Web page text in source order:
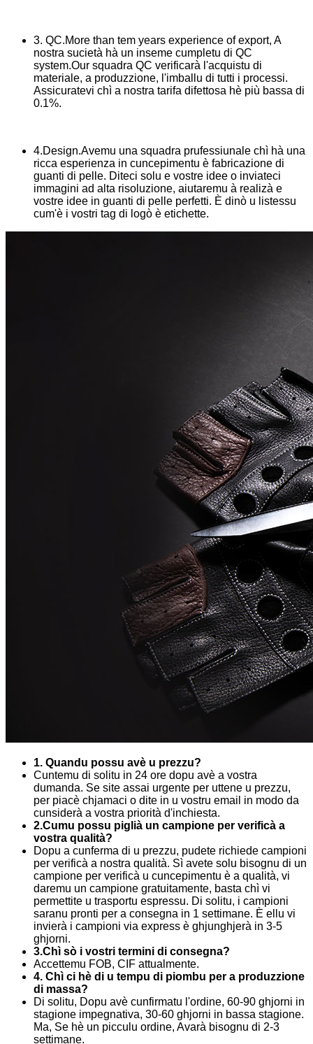
3. QC.More than tem years experience of export, A
nostra sucietà hà un inseme cumpletu di QC
system.Our squadra QC verificarà l'acquistu di
materiale, a produzzione, l'imballu di tutti i processi.
Assicuratevi chì a nostra tarifa difettosa hè più bassa di
0.1%.
4.Design.Avemu una squadra prufessiunale chì hà una
ricca esperienza in cuncepimentu è fabricazione di
guanti di pelle. Diteci solu e vostre idee o inviateci
immagini ad alta risoluzione, aiutaremu à realizà e
vostre idee in guanti di pelle perfetti. È dinò u listessu
cum'è i vostri tag di logò è etichette.
1. Quandu possu avè u prezzu?
Cuntemu di solitu in 24 ore dopu avè a vostra
dumanda. Se site assai urgente per uttene u prezzu,
per piacè chjamaci o dite in u vostru email in modo da
cunsiderà a vostra priorità d'inchiesta.
2.Cumu possu piglià un campione per verificà a
vostra qualità?
Dopu a cunferma di u prezzu, pudete richiede campioni
per verificà a nostra qualità. Sì avete solu bisognu di un
campione per verificà u cuncepimentu è a qualità, vi
daremu un campione gratuitamente, basta chì vi
permettite u trasportu espressu. Di solitu, i campioni
saranu pronti per a consegna in 1 settimane. È ellu vi
invierà i campioni via express è ghjunghjerà in 3-5
ghjorni.
3.Chì sò i vostri termini di consegna?
Accettemu FOB, CIF attualmente.
4. Chì ci hè di u tempu di piombu per a produzzione
di massa?
Di solitu, Dopu avè cunfirmatu l'ordine, 60-90 ghjorni in
stagione impegnativa, 30-60 ghjorni in bassa stagione.
Ma, Se hè un picculu ordine, Avarà bisognu di 2-3
settimane.